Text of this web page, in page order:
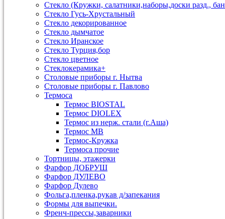
Стекло (Кружки, салатники,наборы,доски разд.,
Стекло Гусь-Хрустальный
Стекло декорированное
Стекло дымчатое
Стекло Иранское
Стекло Турция,бор
Стекло цветное
Стеклокерамика+
Столовые приборы г. Нытва
Столовые приборы г. Павлово
Термоса
Термос BIOSTAL
Термос DIOLEX
Термос из нерж. стали (г.Аша)
Термос МВ
Термос-Кружка
Термоса прочие
Тортницы, этажерки
Фарфор ДОБРУШ
Фарфор ДУЛЕВО
Фарфор Дулево
Фольга,пленка,рукав д/запекания
Формы для выпечки.
Френч-прессы,заварники